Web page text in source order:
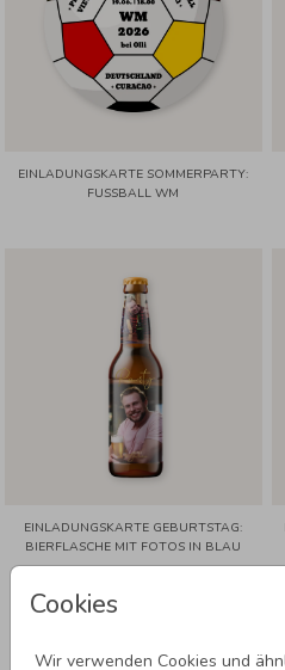
Cookies
Wir verwenden Cookies und
EINLADUNGSKARTE SOMMERPARTY:
FUSSBALL WM
EINLADUNGSKARTE GEBURTSTAG:
BIERFLASCHE MIT FOTOS IN BLAU